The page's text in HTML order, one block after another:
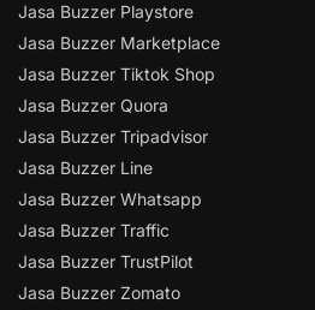
Jasa Buzzer Playstore
Jasa Buzzer Marketplace
Jasa Buzzer Tiktok Shop
Jasa Buzzer Quora
Jasa Buzzer Tripadvisor
Jasa Buzzer Line
Jasa Buzzer Whatsapp
Jasa Buzzer Traffic
Jasa Buzzer TrustPilot
Jasa Buzzer Zomato